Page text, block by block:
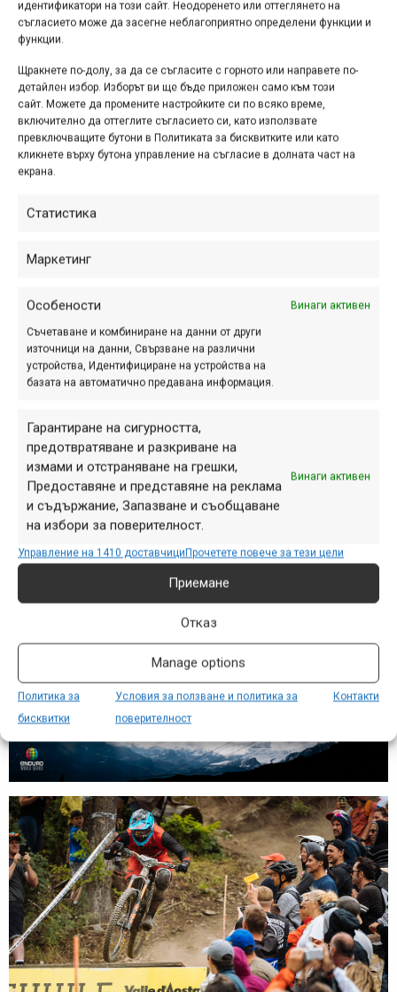
идентификатори на този сайт. Неодоренето или оттеглянето на
съгласието може да засегне неблагоприятно определени функции и
функции.
Щракнете по-долу, за да се съгласите с горното или направете по-
детайлен избор. Изборът ви ще бъде приложен само към този
сайт. Можете да промените настройките си по всяко време,
включително да оттеглите съгласието си, като използвате
превключващите бутони в Политиката за бисквитките или като
кликнете върху бутона управление на съгласие в долната част на
екрана.
Статистика
Маркетинг
Особености Винаги активен
Съчетаване и комбиниране на данни от други
източници на данни, Свързване на различни
устройства, Идентифициране на устройства на
базата на автоматично предавана информация.
Гарантиране на сигурността,
предотвратяване и разкриване на
измами и отстраняване на грешки,
Предоставяне и представяне на реклама
и съдържание, Запазване и съобщаване
на избори за поверителност.
Винаги активен
Управление на 1410 доставчициПрочетете повече за тези цели
Приемане
Отказ
Manage options
Политика за
бисквитки
Условия за ползване и политика за
поверителност
Контакти
Изабеу Кордурие
Не, не е Сам Хил! Неговият по-млад съотборник Елиът
Хийп също започна добре, но въпреки четирите етапни
победи завърши втори в категорията до 21 г.,
отстъпвайки пред Теотим Трабак (на снимката долу).